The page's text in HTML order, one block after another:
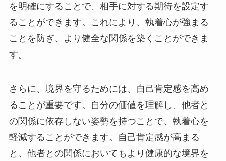
を明確にすることで、相手に対する期待を設定す
ることができます。これにより、執着心が強まる
ことを防ぎ、より健全な関係を築くことができま
す。
さらに、境界を守るためには、自己肯定感を高め
ることが重要です。自分の価値を理解し、他者と
の関係に依存しない姿勢を持つことで、執着心を
軽減することができます。自己肯定感が高まる
と、他者との関係においてもより健康的な境界を